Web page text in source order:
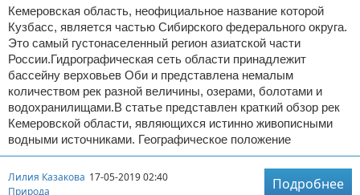
Кемеровская область, неофициальное название которой
Кузбасс, является частью Сибирского федерального округа.
Это самый густонаселенный регион азиатской части
России.Гидрографическая сеть области принадлежит
бассейну верховьев Оби и представлена немалым
количеством рек разной величины, озерами, болотами и
водохранилищами.В статье представлен краткий обзор рек
Кемеровской области, являющихся истинно живописными
водными источниками. Географическое положение
Лилия Казакова 17-05-2019 02:40
Природа
Подробнее